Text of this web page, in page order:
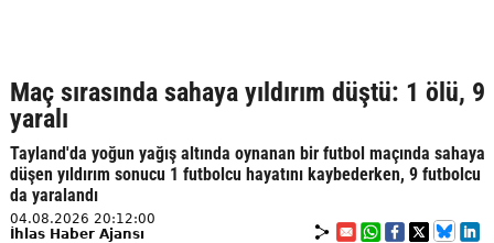
Maç sırasında sahaya yıldırım düştü: 1 ölü, 9
yaralı
Tayland'da yoğun yağış altında oynanan bir futbol maçında sahaya
düşen yıldırım sonucu 1 futbolcu hayatını kaybederken, 9 futbolcu
da yaralandı
04.08.2026 20:12:00
İhlas Haber Ajansı